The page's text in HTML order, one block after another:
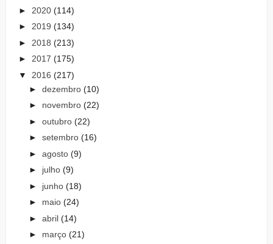
► 2020 (114)
► 2019 (134)
► 2018 (213)
► 2017 (175)
▼ 2016 (217)
► dezembro (10)
► novembro (22)
► outubro (22)
► setembro (16)
► agosto (9)
► julho (9)
► junho (18)
► maio (24)
► abril (14)
► março (21)